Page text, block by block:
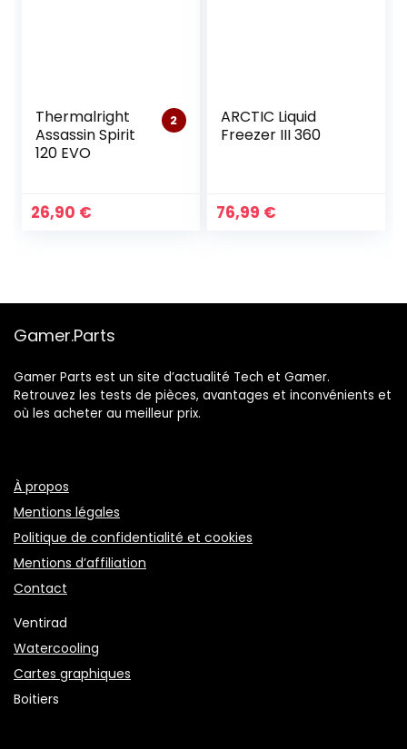
2
Thermalright
Assassin Spirit
120 EVO
26,90 €
ARCTIC Liquid
Freezer III 360
76,99 €
Gamer.Parts
Gamer Parts est un site d’actualité Tech et Gamer.
Retrouvez les tests de pièces, avantages et inconvénients et
où les acheter au meilleur prix.
À propos
Mentions légales
Politique de confidentialité et cookies
Mentions d’affiliation
Contact
Ventirad
Watercooling
Cartes graphiques
Boitiers